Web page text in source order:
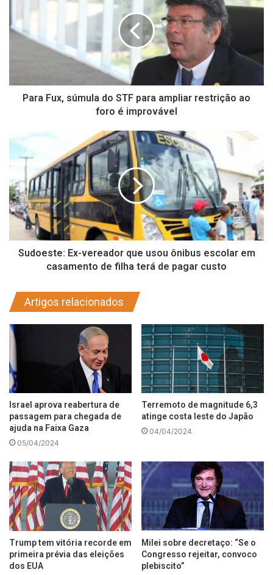
Para Fux, súmula do STF para ampliar restrição ao
foro é improvável
Sudoeste: Ex-vereador que usou ônibus escolar em
casamento de filha terá de pagar custo
Artigos relacionados
Israel aprova reabertura de
passagem para chegada de
ajuda na Faixa Gaza
05/04/2024
Terremoto de magnitude 6,3
atinge costa leste do Japão
04/04/2024
Trump tem vitória recorde em
primeira prévia das eleições
dos EUA
Milei sobre decretaço: “Se o
Congresso rejeitar, convoco
plebiscito”